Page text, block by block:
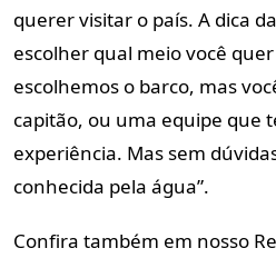
querer visitar o país. A dica
escolher qual meio você
escolhemos o barco, mas
capitão, ou uma equipe que
experiência. Mas sem
conhecida pela água”.
Confira também em nosso